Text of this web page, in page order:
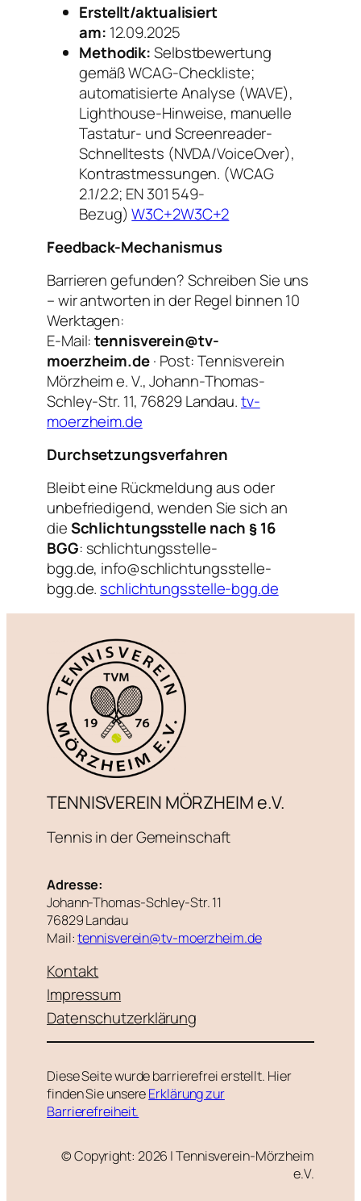
Erstellt/aktualisiert
am: 12.09.2025
Methodik:Selbstbewertung
gemäß WCAG-Checkliste;
automatisierte Analyse (WAVE),
Lighthouse-Hinweise, manuelle
Tastatur- und Screenreader-
Schnelltests (NVDA/VoiceOver),
Kontrastmessungen. (WCAG
2.1/2.2; EN 301 549-
Bezug)W3C+2W3C+2
Feedback-Mechanismus
Barrieren gefunden? Schreiben Sie uns
– wir antworten in der Regel binnen 10
Werktagen:
E-Mail:tennisverein@tv-
moerzheim.de· Post: Tennisverein
Mörzheim e. V., Johann-Thomas-
Schley-Str. 11, 76829 Landau.tv-
moerzheim.de
Durchsetzungsverfahren
Bleibt eine Rückmeldung aus oder
unbefriedigend, wenden Sie sich an
dieSchlichtungsstelle nach § 16
BGG: schlichtungsstelle-
bgg.de, info@schlichtungsstelle-
bgg.de. schlichtungsstelle-bgg.de
TENNISVEREIN MÖRZHEIM e.V.
Tennis in der Gemeinschaft
Adresse:
Johann-Thomas-Schley-Str. 11
76829 Landau
Mail:tennisverein@tv-moerzheim.de
Kontakt
Impressum
Datenschutzerklärung
Diese Seite wurde barrierefrei erstellt. Hier
finden Sie unsereErklärung zur
Barrierefreiheit.
© Copyright: 2026 | Tennisverein-Mörzheim
e.V.